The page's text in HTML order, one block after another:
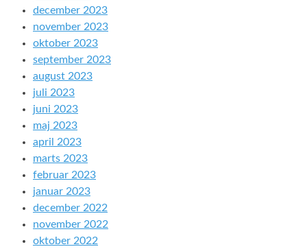
december 2023
november 2023
oktober 2023
september 2023
august 2023
juli 2023
juni 2023
maj 2023
april 2023
marts 2023
februar 2023
januar 2023
december 2022
november 2022
oktober 2022